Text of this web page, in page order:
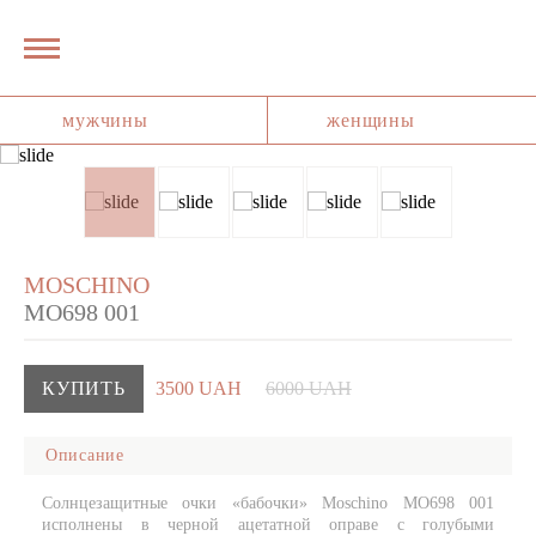
мужчины женщины
MOSCHINO
MO698 001
КУПИТЬ 3500 UAH 6000 UAH
Описание
Солнцезащитные очки «бабочки» Moschino MO698 001
исполнены в черной ацетатной оправе с голубыми